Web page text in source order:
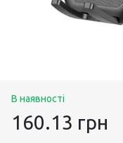
В наявності
160.13 грн